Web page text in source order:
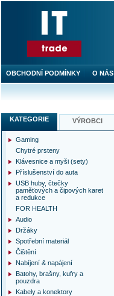
KATEGORIE VÝROBCI
Gaming
Chytré prsteny
Klávesnice a myši (sety)
Příslušenství do auta
USB huby, čtečky
paměťových a čipových karet
a redukce
FOR HEALTH
Audio
Držáky
Spotřební materiál
Čištění
Nabíjení & napájení
Batohy, brašny, kufry a
pouzdra
Kabely a konektory
OBCHODNÍ PODMÍNKY O NÁS